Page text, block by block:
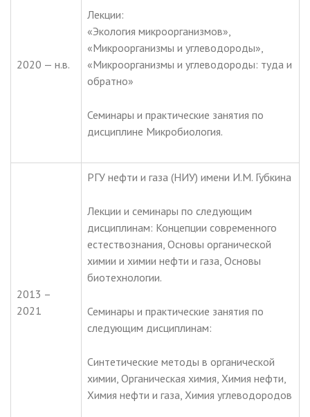
2020 — н.в.
Лекции:
«Экология микроорганизмов»,
«Микроорганизмы и углеводороды»,
«Микроорганизмы и углеводороды: туда и
обратно»
Семинары и практические занятия по
дисциплине Микробиология.
2013 –
2021
РГУ нефти и газа (НИУ) имени И.М. Губкина
Лекции и семинары по следующим
дисциплинам: Концепции современного
естествознания, Основы органической
химии и химии нефти и газа, Основы
биотехнологии.
Семинары и практические занятия по
следующим дисциплинам:
Синтетические методы в органической
химии, Органическая химия, Химия нефти,
Химия нефти и газа, Химия углеводородов